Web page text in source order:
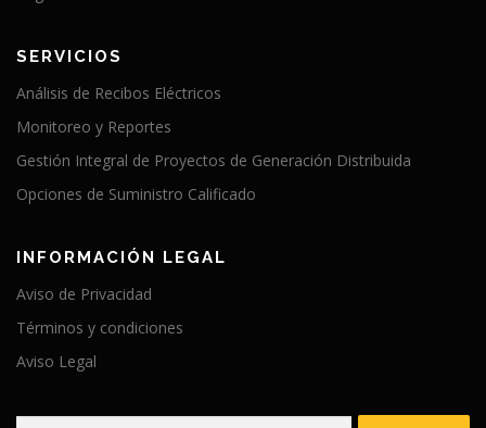
SERVICIOS
Análisis de Recibos Eléctricos
Monitoreo y Reportes
Gestión Integral de Proyectos de Generación Distribuida
Opciones de Suministro Calificado
INFORMACIÓN LEGAL
Aviso de Privacidad
Términos y condiciones
Aviso Legal